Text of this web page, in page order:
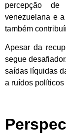
percepção de
venezuelana e
também
Apesar da
segue
saídas líquidas
a ruídos